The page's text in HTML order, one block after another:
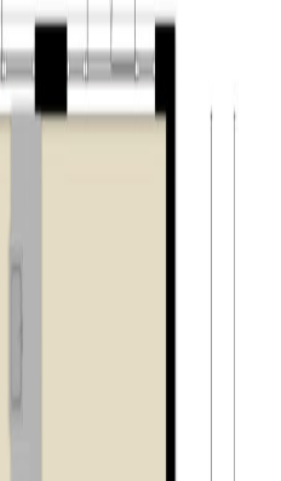
veel te bieden. Aan de
ruime oprit met plaats
De verzorgde voortuin
een prettige en praktische
is gelegen op het
plek om van het
de aanwezige
ervaart u hier veel
in de tuin. Hier kunt u op